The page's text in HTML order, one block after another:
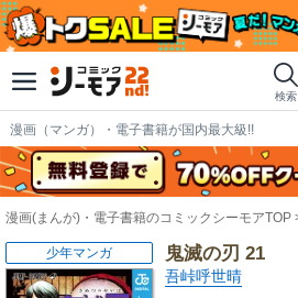
検索
漫画（マンガ）・電子書籍が国内最大級!!
漫画(まんが)・電子書籍のコミックシーモアTOP
鬼滅の刃 21
吾峠呼世晴
少年マンガ